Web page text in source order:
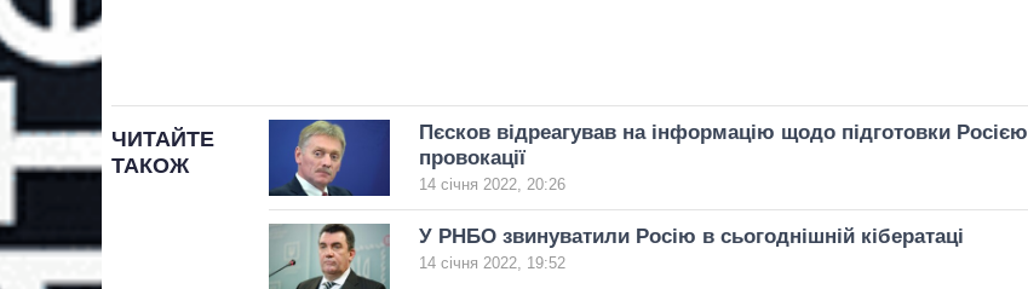
ЧИТАЙТЕ
ТАКОЖ
Пєсков відреагував на інформацію щодо підготовки Росією
провокації
14 січня 2022, 20:26
У РНБО звинуватили Росію в сьогоднішній кібератаці
14 січня 2022, 19:52